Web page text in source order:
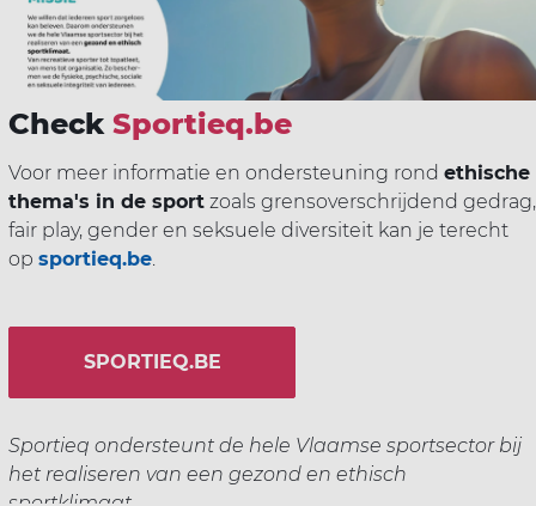
Check Sportieq.be
Voor meer informatie en ondersteuning rond ethische
thema's in de sport zoals grensoverschrijdend gedrag,
fair play, gender en seksuele diversiteit kan je terecht
op sportieq.be
SPORTIEQ.BE
Sportieq ondersteunt de hele Vlaamse sportsector bij
het realiseren van een gezond en ethisch